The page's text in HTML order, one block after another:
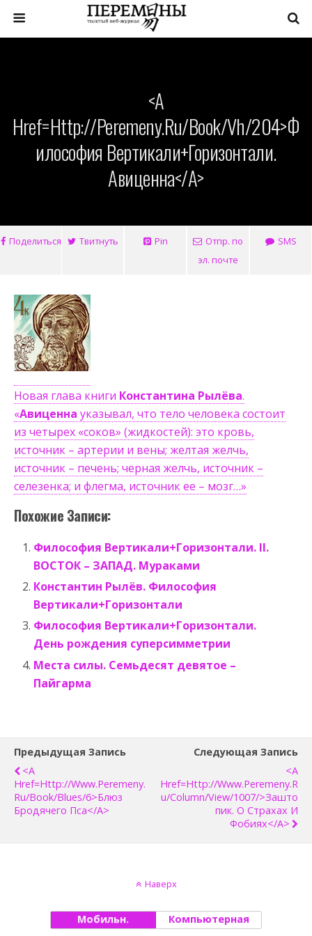
<a
Href=http://peremeny.ru/book/vh/204>Ф
Илософия Вертикали+Горизонтали.
Авиценна</a>
Поделиться Твитнуть Pin
Отпр. по
эл. почте
SMS
Новая глава книги Константина Рылёва.
«Авиценна указывал, что тело человека состоит
из четырех «соков» (жидкостей): это кровь,
источник – артерии и вены; желтая желчь,
источник – печень; черная желчь, источник –
селезенка; и флегма, источник ее – мозг…»
Похожие Записи:
Философия Вертикали+Горизонтали. II.
ВОСТОК – ЗАПАД. Мураками
Константин Рылёв. Философия
Вертикали+Горизонтали
Философия Вертикали+Горизонтали.
День рождения суперсимметрии
Места силы. Семьдесят девятое –
Пайгарма
Предыдущая Запись
<a
Href=http://www.peremeny.
Ru/book/blues/6>Блюз
Бродячего Пса</a>
Следующая Запись
<a
Href=http://www.peremeny.r
U/column/view/1007/>Зашто
Пик. О Страхах И
Фобиях</a>
Наверх
Мобильн. Компьютерная